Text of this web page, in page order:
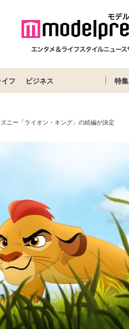
イフ ビジネス 特集
ニー「ライオン・キング」の続編が決定